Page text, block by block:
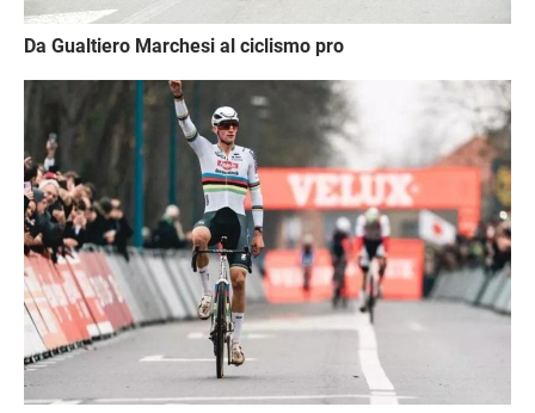
Da Gualtiero Marchesi al ciclismo pro